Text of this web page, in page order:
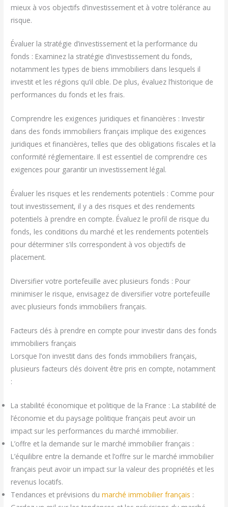
mieux à vos objectifs d’investissement et à votre tolérance au
risque.
Évaluer la stratégie d’investissement et la performance du
fonds : Examinez la stratégie d’investissement du fonds,
notamment les types de biens immobiliers dans lesquels il
investit et les régions qu’il cible. De plus, évaluez l’historique de
performances du fonds et les frais.
Comprendre les exigences juridiques et financières : Investir
dans des fonds immobiliers français implique des exigences
juridiques et financières, telles que des obligations fiscales et la
conformité réglementaire. Il est essentiel de comprendre ces
exigences pour garantir un investissement légal.
Évaluer les risques et les rendements potentiels : Comme pour
tout investissement, il y a des risques et des rendements
potentiels à prendre en compte. Évaluez le profil de risque du
fonds, les conditions du marché et les rendements potentiels
pour déterminer s’ils correspondent à vos objectifs de
placement.
Diversifier votre portefeuille avec plusieurs fonds : Pour
minimiser le risque, envisagez de diversifier votre portefeuille
avec plusieurs fonds immobiliers français.
Facteurs clés à prendre en compte pour investir dans des fonds
immobiliers français
Lorsque l’on investit dans des fonds immobiliers français,
plusieurs facteurs clés doivent être pris en compte, notamment
:
La stabilité économique et politique de la France : La stabilité de
l’économie et du paysage politique français peut avoir un
impact sur les performances du marché immobilier.
L’offre et la demande sur le marché immobilier français :
L’équilibre entre la demande et l’offre sur le marché immobilier
français peut avoir un impact sur la valeur des propriétés et les
revenus locatifs.
Tendances et prévisions dumarché immobilier français :